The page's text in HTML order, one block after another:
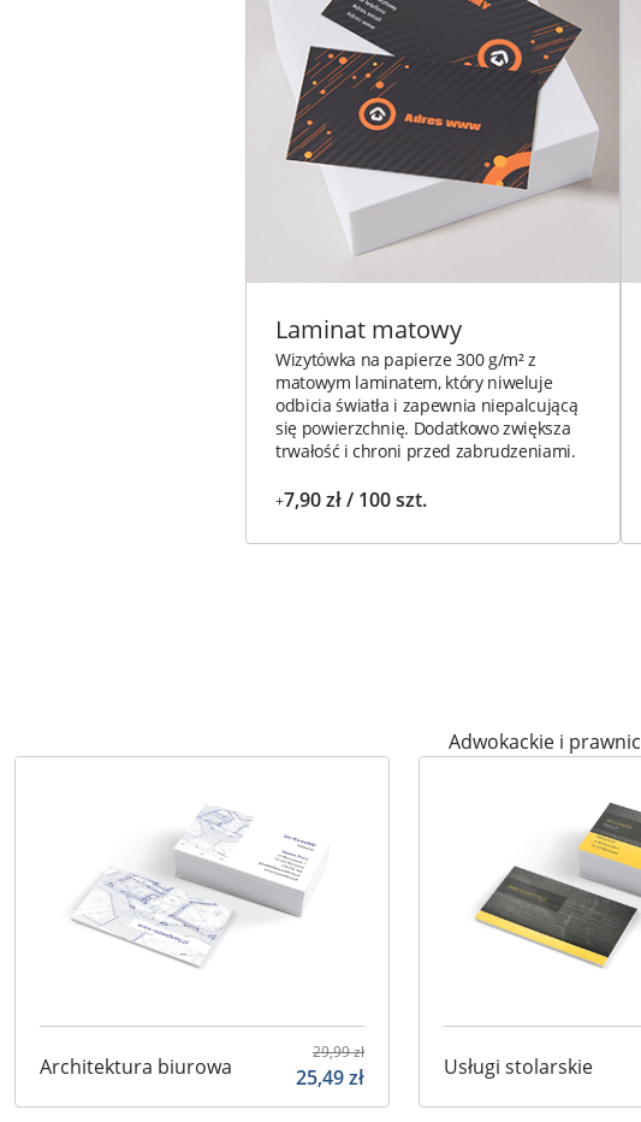
Laminat matowy
Wizytówka na papierze 300 g/m² z
matowym laminatem, który niweluje
odbicia światła i zapewnia niepalcującą
się powierzchnię. Dodatkowo zwiększa
trwałość i chroni przed zabrudzeniami.
+7,90 zł / 100 szt.
Adwokackie i
Architektura biurowa
29,99zł
25,49zł Usługi stolarskie